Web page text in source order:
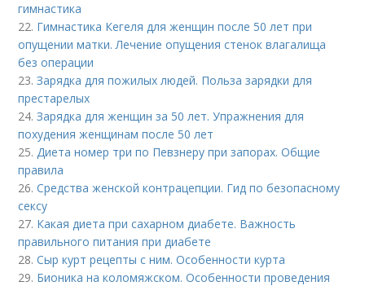
гимнастика
22. Гимнастика Кегеля для женщин после 50 лет при
опущении матки. Лечение опущения стенок влагалища
без операции
23.Зарядка для пожилых людей. Польза зарядки для
престарелых
24.Зарядка для женщин за 50 лет. Упражнения для
похудения женщинам после 50 лет
25.Диета номер три по Певзнеру при запорах. Общие
правила
26.Средства женской контрацепции. Гид по безопасному
сексу
27. Какая диета при сахарном диабете. Важность
правильного питания при диабете
28.Сыр курт рецепты с ним. Особенности курта
29. Бионика на коломяжском. Особенности проведения